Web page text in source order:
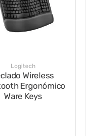
Logitech
Wireless
Ergonómico
Ware Keys